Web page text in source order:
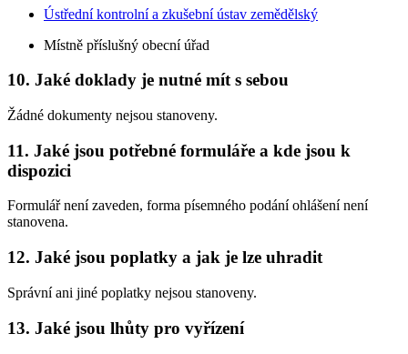
Ústřední kontrolní a zkušební ústav zemědělský
Místně příslušný obecní úřad
10. Jaké doklady je nutné mít s sebou
Žádné dokumenty nejsou stanoveny.
11. Jaké jsou potřebné formuláře a kde jsou k
dispozici
Formulář není zaveden, forma písemného podání ohlášení není
stanovena.
12. Jaké jsou poplatky a jak je lze uhradit
Správní ani jiné poplatky nejsou stanoveny.
13. Jaké jsou lhůty pro vyřízení